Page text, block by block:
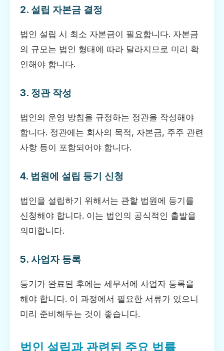
2. 설립 자본금 결정
법인 설립 시 최소 자본금이 필요합니다. 자본금
의 규모는 법인 형태에 따라 달라지므로 미리 확
인해야 합니다.
3. 정관 작성
법인의 운영 방침을 규정하는 정관을 작성해야
합니다. 정관에는 회사의 목적, 자본금, 주주 관련
사항 등이 포함되어야 합니다.
4. 법원에 설립 등기 신청
법인을 설립하기 위해서는 관할 법원에 등기를
신청해야 합니다. 이는 법인의 공식적인 출발을
의미합니다.
5. 사업자 등록
등기가 완료된 후에는 세무서에 사업자 등록을
해야 합니다. 이 과정에서 필요한 서류가 있으니
미리 준비해두는 것이 좋습니다.
법인 설립과 관련된 주요 법률